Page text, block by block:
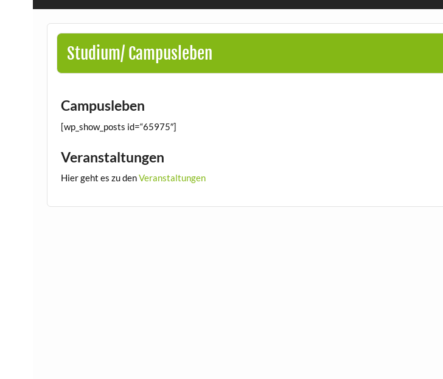
Studium/ Campusleben
Campusleben
[wp_show_posts id=“65975″]
Veranstaltungen
Hier geht es zu denVeranstaltungen